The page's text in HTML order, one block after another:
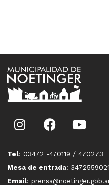
Tel: 03472 -470119 / 470273
Mesa de entrada: 3472559021
Email: